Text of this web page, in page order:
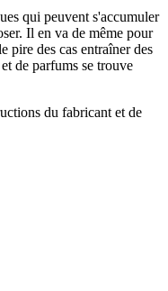
qui peuvent s'accumuler
Il en va de même pour
pire des cas entraîner des
de parfums se trouve
du fabricant et de